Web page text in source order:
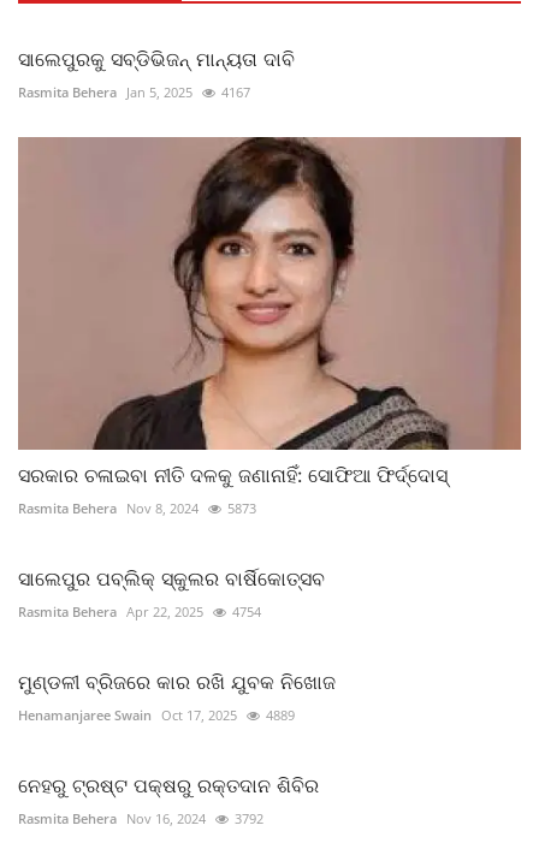
ସାଲେପୁରକୁ ସବ୍ଡିଭିଜନ୍ ମାନ୍ୟତା ଦାବି
Rasmita Behera Jan 5, 2025 4167
ସରକାର ଚଳାଇବା ନୀତି ଦଳକୁ ଜଣାନାହିଁ: ସୋଫିଆ ଫିର୍ଦ୍ଦୋସ୍‌
Rasmita Behera Nov 8, 2024 5873
ସାଲେପୁର ପବ୍ଲିକ୍ ସ୍କୁଲର ବାର୍ଷିକୋତ୍ସବ
Rasmita Behera Apr 22, 2025 4754
ମୁଣ୍ଡଳୀ ବ୍ରିଜରେ କାର ରଖି ଯୁବକ ନିଖୋଜ
Henamanjaree Swain Oct 17, 2025 4889
ନେହରୁ ଟ୍ରଷ୍ଟ ପକ୍ଷରୁ ରକ୍ତଦାନ ଶିବିର
Rasmita Behera Nov 16, 2024 3792